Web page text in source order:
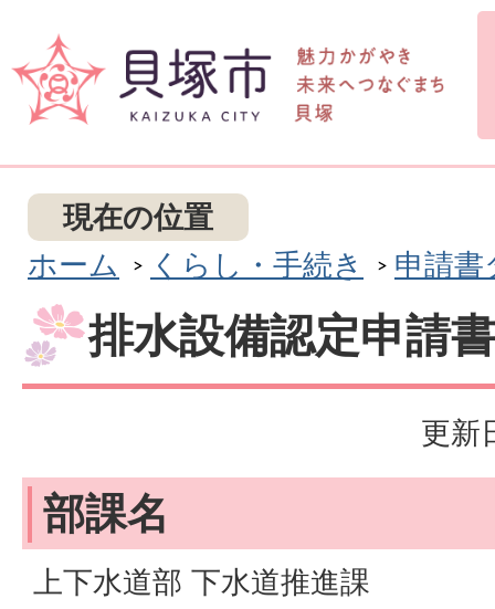
現在の位置
ホーム
くらし・手続き 申請書
排水設備認定申請書
更新
部課名
上下水道部 下水道推進課